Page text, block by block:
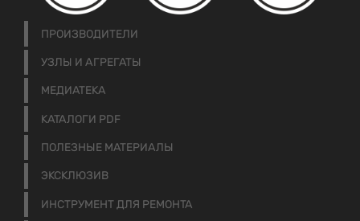
ПРОИЗВОДИТЕЛИ
УЗЛЫ И АГРЕГАТЫ
МЕДИАТЕКА
КАТАЛОГИ PDF
ПОЛЕЗНЫЕ МАТЕРИАЛЫ
ЭКСКЛЮЗИВ
ИНСТРУМЕНТ ДЛЯ РЕМОНТА